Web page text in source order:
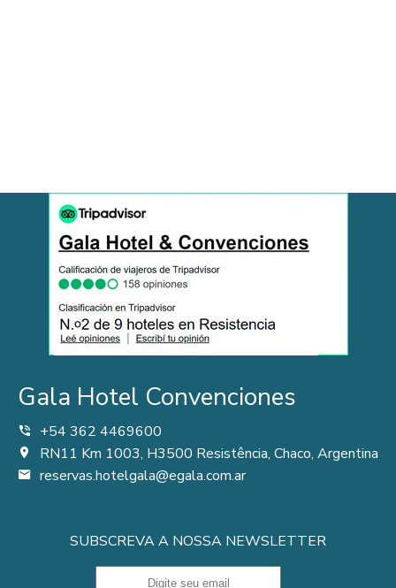
Gala Hotel Convenciones
+54 362 4469600
RN11 Km 1003, H3500 Resistência, Chaco, Argentina
reservas.hotelgala@egala.com.ar
SUBSCREVA A NOSSA NEWSLETTER